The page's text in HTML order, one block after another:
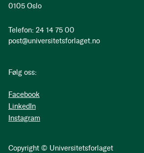
0105 Oslo
Telefon: 24 14 75 00
post@universitetsforlaget.no
Følg oss:
Facebook
LinkedIn
Instagram
Copyright © Universitetsforlaget